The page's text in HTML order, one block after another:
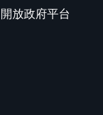
開放政府平台